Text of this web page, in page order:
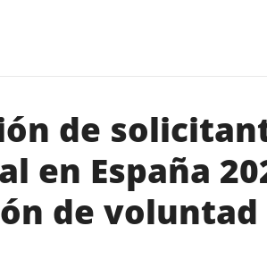
de
en España
de voluntad